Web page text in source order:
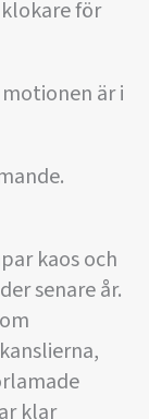
för
är i
kaos och
senare år.